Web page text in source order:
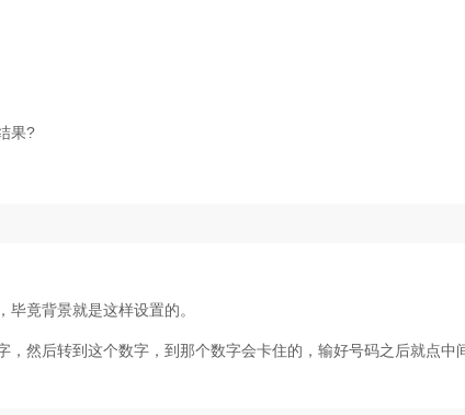
果?
竟背景就是这样设置的。
然后转到这个数字，到那个数字会卡住的，输好号码之后就点中